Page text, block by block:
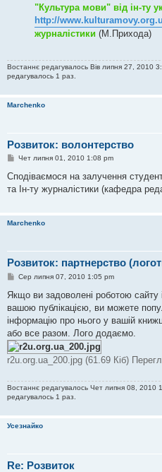
"Культура мови" від ін-ту
http://
журналістики (М.Прихода)
Востаннє редагувалось Вів липня 27, 2010
редагувалось 1 раз.
Marchenko
Розвиток: волонтерство
П
в
д
л
е
я
Чет липня 01, 2010 1:08 pm
Сподіваємося на залучення
та Ін-ту журналістики (кафедра
Marchenko
Розвиток: партнерство
П
в
д
о
м
л
е
н
н
Сер липня 07, 2010 1:05 pm
Якщо ви задоволені роботою сайту
вашою публікацією, ви можете
інформацію про нього у вашій
або все разом. Лого додаємо.
r2u.org.ua_200.jpg (61.69 Кіб)
Востаннє редагувалось Чет липня 08, 2010
редагувалось 1 раз.
Усезнайко
Re: Розвиток